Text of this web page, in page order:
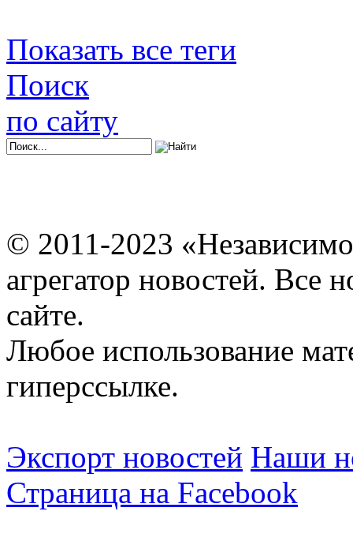
Показать все теги
Поиск
по сайту
© 2011-2023
агрегатор новостей. Все
сайте.
Любое использование
гиперссылке.
Экспорт новостей Наши
Страница на Facebook